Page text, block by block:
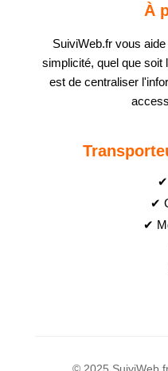
À
SuiviWeb.fr vous
simplicité, quel que soit
est de centraliser
✔
✔
✔